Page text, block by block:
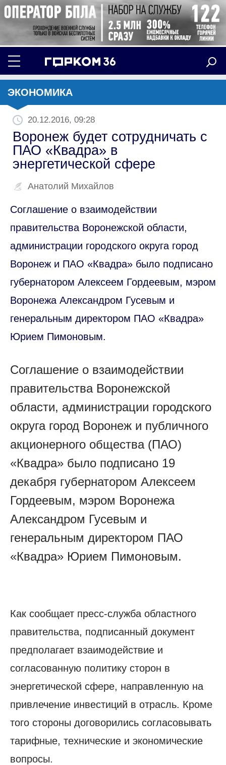
ЭКОНОМИКА
20.12.2016, 09:28
Воронеж будет сотрудничать c
ПАО «Квадра» в
энергетической сфере
Анатолий Михайлов
Соглашение о взаимодействии
правительства Воронежской области,
администрации городского округа город
Воронеж и ПАО «Квадра» было подписано
губернатором Алексеем Гордеевым, мэром
Воронежа Александром Гусевым и
генеральным директором ПАО «Квадра»
Юрием Пимоновым.
Соглашение о взаимодействии
правительства Воронежской
области, администрации городского
округа город Воронеж и публичного
акционерного общества (ПАО)
«Квадра» было подписано 19
декабря губернатором Алексеем
Гордеевым, мэром Воронежа
Александром Гусевым и
генеральным директором ПАО
«Квадра» Юрием Пимоновым.
Как сообщает пресс-служба областного
правительства, подписанный документ
предполагает взаимодействие и
согласованную политику сторон в
энергетической сфере, направленную на
привлечение инвестиций в отрасль. Кроме
того стороны договорились согласовывать
тарифные, технические и экономические
вопросы.